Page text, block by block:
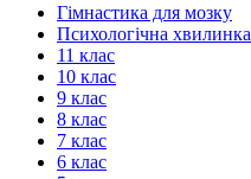
Гімнастика для мозку
Психологічна хвилинка
11 клас
10 клас
9 клас
8 клас
7 клас
6 клас